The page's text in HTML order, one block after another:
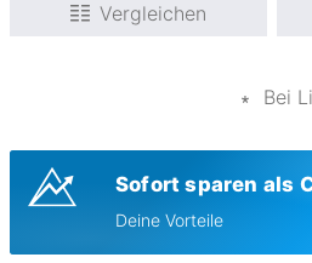
Vergleichen
∗
Bei
Sofort sparen als
Deine Vorteile